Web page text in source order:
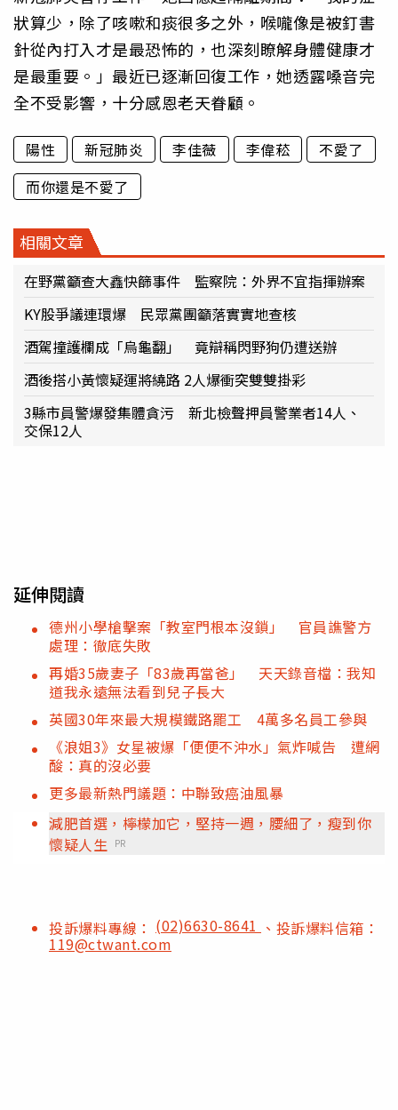
狀算少，除了咳嗽和痰很多之外，喉嚨像是被釘書
針從內打入才是最恐怖的，也深刻瞭解身體健康才
是最重要。」最近已逐漸回復工作，她透露嗓音完
全不受影響，十分感恩老天眷顧。
陽性 新冠肺炎 李佳薇 李偉菘
不愛了
而你還是不愛了
相關文章
在野黨籲查大鑫快篩事件 監察院：外界不宜指揮辦案
KY股爭議連環爆 民眾黨團籲落實實地查核
酒駕撞護欄成「烏龜翻」 竟辯稱閃野狗仍遭送辦
酒後搭小黃懷疑運將繞路 2人爆衝突雙雙掛彩
3縣市員警爆發集體貪污 新北檢聲押員警業者14人、
交保12人
延伸閱讀
德州小學槍擊案「教室門根本沒鎖」 官員譙警方
處理：徹底失敗
再婚35歲妻子「83歲再當爸」 天天錄音檔：我知
道我永遠無法看到兒子長大
英國30年來最大規模鐵路罷工 4萬多名員工參與
《浪姐3》女星被爆「便便不沖水」氣炸喊告 遭網
酸：真的沒必要
更多最新熱門議題：中聯致癌油風暴
減肥首選，檸檬加它，堅持一週，腰細了，瘦到你
懷疑人生 PR
投訴爆料專線： (02)6630-8641 、投訴爆料信箱：
119@ctwant.com